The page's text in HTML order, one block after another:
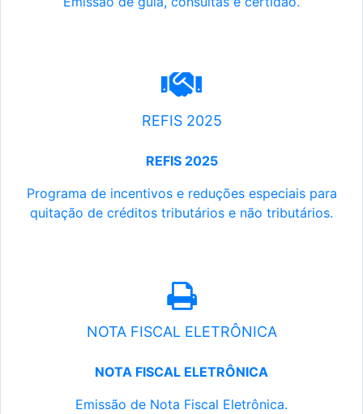
REFIS 2025
REFIS 2025
Programa de incentivos e reduções especiais para
quitação de créditos tributários e não tributários.
NOTA FISCAL ELETRÔNICA
NOTA FISCAL ELETRÔNICA
Emissão de Nota Fiscal Eletrônica.